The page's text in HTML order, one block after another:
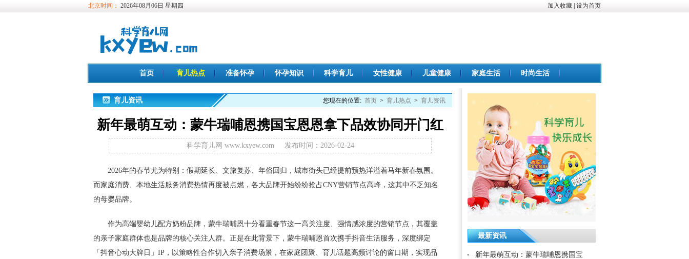
加入收藏 设为首页
北京时间： 2026年08月06日 星期四
首页 育儿热点 准备怀孕 怀孕知识 科学育儿 女性健康 儿童健康 家庭生活 时尚生活
最新资讯
新年最萌互动：蒙牛瑞哺恩携国宝
您现在的位置: 首页 > 育儿热点 > 育儿资讯
育儿资讯
新年最萌互动：蒙牛瑞哺恩携国宝恩恩拿下品效协同开门红
科学育儿网 www.kxyew.com 发布时间：2026-02-24
2026年的春节尤为特别：假期延长、文旅复苏、年俗回归，城市街头已经提前预热洋溢着马年新春氛围。
而家庭消费、本地生活服务消费热情再度被点燃，各大品牌开始纷纷抢占CNY营销节点高峰，这其中不乏知名
的母婴品牌。
作为高端婴幼儿配方奶粉品牌，蒙牛瑞哺恩十分看重春节这一高关注度、强情感浓度的营销节点，其覆盖
的亲子家庭群体也是品牌的核心关注人群。正是在此背景下，蒙牛瑞哺恩首次携手抖音生活服务，深度绑定
「抖音心动大牌日」IP，以策略性合作切入亲子消费场景，在家庭团聚、育儿话题高频讨论的窗口期，实现品